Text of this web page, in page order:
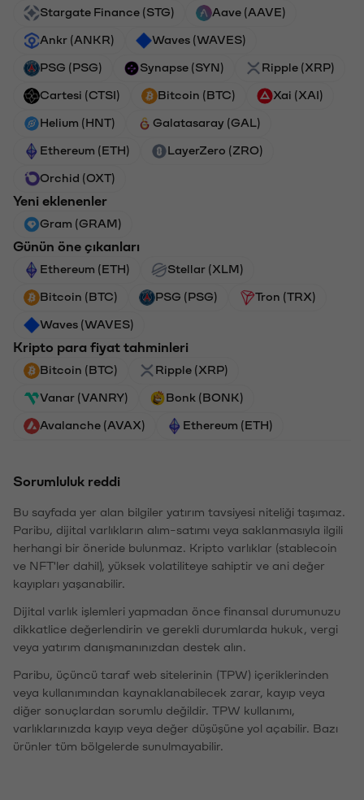
Stargate Finance (STG) Aave (AAVE)
Ankr (ANKR) Waves (WAVES)
PSG (PSG) Synapse (SYN) Ripple (XRP)
Cartesi (CTSI) Bitcoin (BTC) Xai (XAI)
Helium (HNT) Galatasaray (GAL)
Ethereum (ETH) LayerZero (ZRO)
Orchid (OXT)
Yeni eklenenler
Gram (GRAM)
Günün öne çıkanları
Ethereum (ETH) Stellar (XLM)
Bitcoin (BTC) PSG (PSG) Tron (TRX)
Waves (WAVES)
Kripto para fiyat tahminleri
Bitcoin (BTC) Ripple (XRP)
Vanar (VANRY) Bonk (BONK)
Avalanche (AVAX) Ethereum (ETH)
Sorumluluk reddi
Bu sayfada yer alan bilgiler yatırım tavsiyesi niteliği taşımaz.
Paribu, dijital varlıkların alım-satımı veya saklanmasıyla ilgili
herhangi bir öneride bulunmaz. Kripto varlıklar (stablecoin
ve NFT'ler dahil), yüksek volatiliteye sahiptir ve ani değer
kayıpları yaşanabilir.
Dijital varlık işlemleri yapmadan önce finansal durumunuzu
dikkatlice değerlendirin ve gerekli durumlarda hukuk, vergi
veya yatırım danışmanınızdan destek alın.
Paribu, üçüncü taraf web sitelerinin (TPW) içeriklerinden
veya kullanımından kaynaklanabilecek zarar, kayıp veya
diğer sonuçlardan sorumlu değildir. TPW kullanımı,
varlıklarınızda kayıp veya değer düşüşüne yol açabilir. Bazı
ürünler tüm bölgelerde sunulmayabilir.